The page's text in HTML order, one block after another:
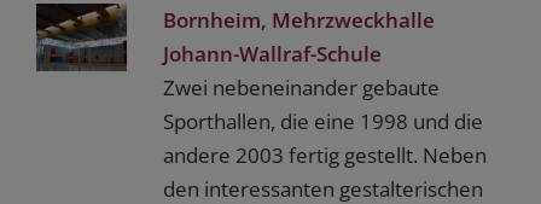
Bornheim, Mehrzweckhalle
Johann-Wallraf-Schule
Zwei nebeneinander gebaute
Sporthallen, die eine 1998 und die
andere 2003 fertig gestellt. Neben
den interessanten gestalterischen